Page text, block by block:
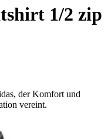
1/2 zip
der Komfort und
vereint.